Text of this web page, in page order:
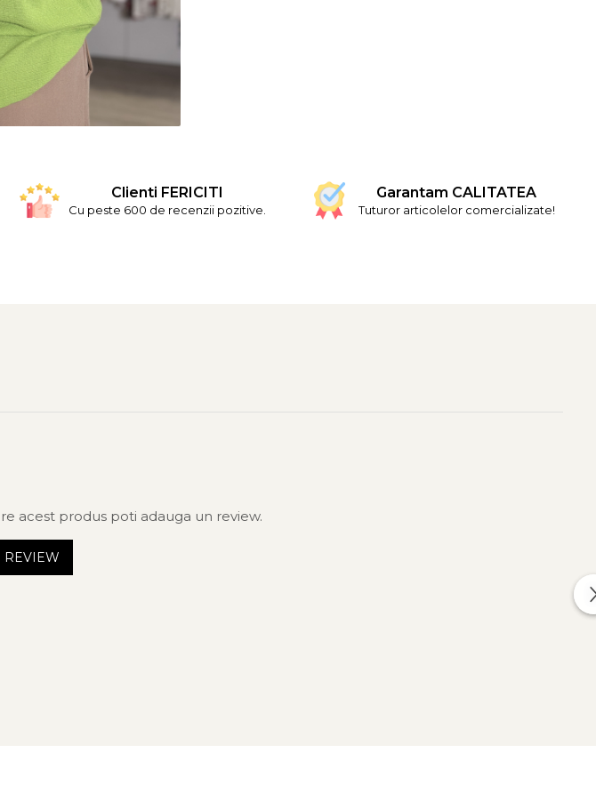
Clienti FERICITI
Cu peste 600 de recenzii pozitive.
Garantam CALITATEA
Tuturor articolelor comercializate!
acest produs poti adauga un review.
REVIEW